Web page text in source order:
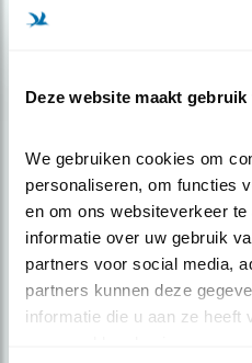
Deze website maakt
We gebruiken cookies om
personaliseren, om functies
en om ons websiteverkeer
informatie over uw gebruik
partners voor social media,
partners kunnen deze
informatie die u aan ze heeft